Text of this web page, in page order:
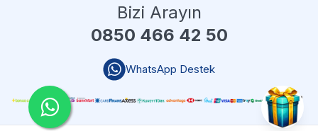
Bizi Arayın
0850 466 42 50
WhatsApp Destek